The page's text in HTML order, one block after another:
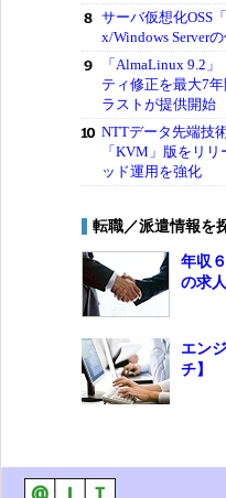
サーバ仮想化OSS
x/Windows Server
「AlmaLinux 9.2
ティ修正を最大7
ラストが提供開始
NTTデータ先端技
「KVM」版をリ
ッド運用を強化
転職／派遣情報を
年収
の求
エン
チ】